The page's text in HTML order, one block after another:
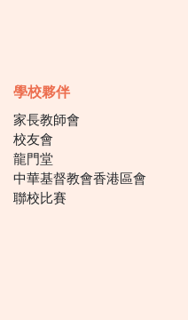
學校夥伴
家長教師會
校友會
龍門堂
中華基督教會香港區會
聯校比賽